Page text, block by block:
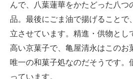
んで、八葉蓮華をかたどった八つ
品。最後にごま油で揚げることで
立させています。精進・供物とし
高い京菓子で、亀屋清永はこのお
唯一の和菓子処なのだそうです。
っています。